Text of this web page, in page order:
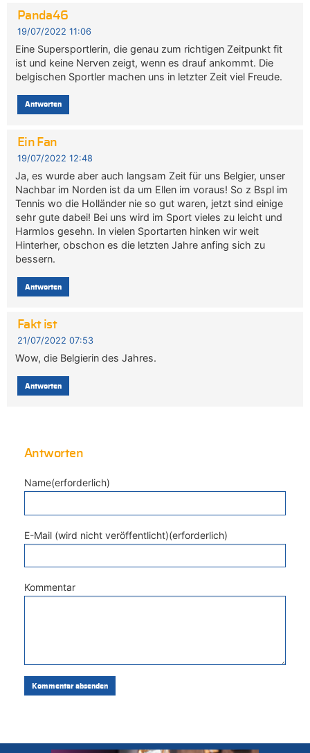
Panda46
19/07/2022 11:06
Eine Supersportlerin, die genau zum richtigen Zeitpunkt fit
ist und keine Nerven zeigt, wenn es drauf ankommt. Die
belgischen Sportler machen uns in letzter Zeit viel Freude.
Antworten
Ein Fan
19/07/2022 12:48
Ja, es wurde aber auch langsam Zeit für uns Belgier, unser
Nachbar im Norden ist da um Ellen im voraus! So z Bspl im
Tennis wo die Holländer nie so gut waren, jetzt sind einige
sehr gute dabei! Bei uns wird im Sport vieles zu leicht und
Harmlos gesehn. In vielen Sportarten hinken wir weit
Hinterher, obschon es die letzten Jahre anfing sich zu
bessern.
Antworten
Fakt ist
21/07/2022 07:53
Wow, die Belgierin des Jahres.
Antworten
Antworten
Name(erforderlich)
E-Mail (wird nicht veröffentlicht)(erforderlich)
Kommentar